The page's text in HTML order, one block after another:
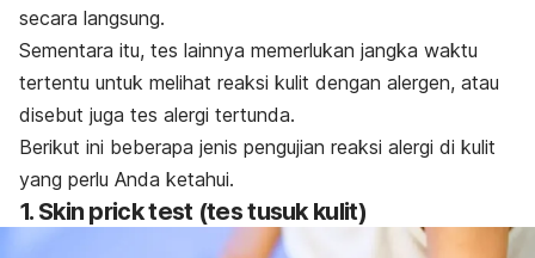
secara langsung.
Sementara itu, tes lainnya memerlukan jangka waktu
tertentu untuk melihat reaksi kulit dengan alergen, atau
disebut juga tes alergi tertunda.
Berikut ini beberapa jenis pengujian reaksi alergi di kulit
yang perlu Anda ketahui.
1. Skin prick test (tes tusuk kulit)